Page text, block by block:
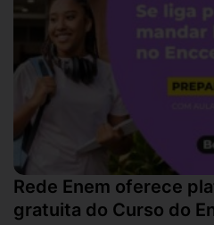
Rede Enem oferece
gratuita do Curso do